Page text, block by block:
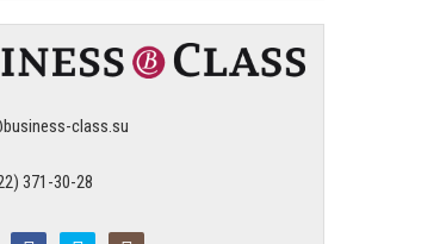
class.su
371-30-28